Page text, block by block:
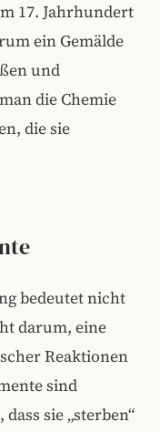
17. Jahrhundert
ein Gemälde
und
die Chemie
die sie
bedeutet nicht
darum, eine
Reaktionen
sind
sie „sterben“